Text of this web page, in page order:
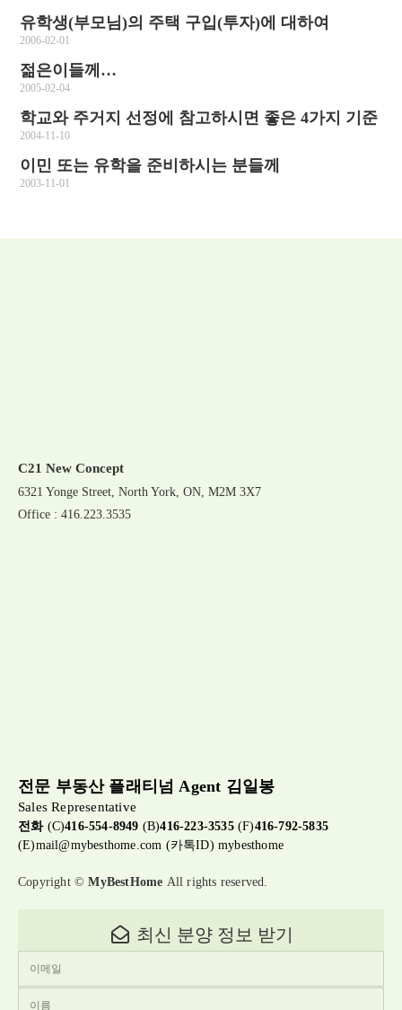
유학생(부모님)의 주택 구입(투자)에 대하여
2006-02-01
젊은이들께…
2005-02-04
학교와 주거지 선정에 참고하시면 좋은 4가지 기준
2004-11-10
이민 또는 유학을 준비하시는 분들께
2003-11-01
C21 New Concept
6321 Yonge Street, North York, ON, M2M 3X7
Office : 416.223.3535
전문 부동산 플래티넘 Agent 김일봉
Sales Representative
전화(C)416-554-8949 (B)416-223-3535(F)416-792-5835
(E)mail@mybesthome.com (카톡ID) mybesthome
Copyright ©MyBestHome All rights reserved.
최신 분양 정보 받기